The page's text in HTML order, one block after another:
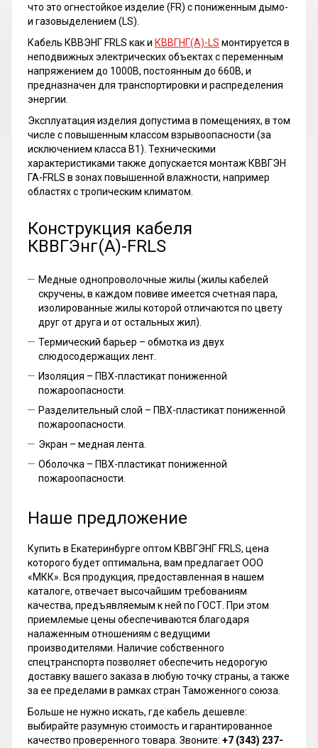
что это огнестойкое изделие (FR) с пониженным дымо-
и газовыделением (LS).
Кабель КВВЭНГ FRLS как и КВВГНГ(А)-LS монтируется в
неподвижных электрических объектах с переменным
напряжением до 1000В, постоянным до 660В, и
предназначен для транспортировки и распределения
энергии.
Эксплуатация изделия допустима в помещениях, в том
числе с повышенным классом взрывоопасности (за
исключением класса В1). Техническими
характеристиками также допускается монтаж КВВГЭН
ГА-FRLS в зонах повышенной влажности, например
областях с тропическим климатом.
Конструкция кабеля
КВВГЭнг(А)-FRLS
Медные однопроволочные жилы (жилы кабелей
скручены, в каждом повиве имеется счетная пара,
изолированные жилы которой отличаются по цвету
друг от друга и от остальных жил).
Термический барьер – обмотка из двух
слюдосодержащих лент.
Изоляция – ПВХ-пластикат пониженной
пожароопасности.
Разделительный слой – ПВХ-пластикат пониженной
пожароопасности.
Экран – медная лента.
Оболочка – ПВХ-пластикат пониженной
пожароопасности.
Наше предложение
Купить в Екатеринбурге оптом КВВГЭНГ FRLS, цена
которого будет оптимальна, вам предлагает ООО
«МКК». Вся продукция, предоставленная в нашем
каталоге, отвечает высочайшим требованиям
качества, предъявляемым к ней по ГОСТ. При этом
приемлемые цены обеспечиваются благодаря
налаженным отношениям с ведущими
производителями. Наличие собственного
спецтранспорта позволяет обеспечить недорогую
доставку вашего заказа в любую точку страны, а также
за ее пределами в рамках стран Таможенного союза.
Больше не нужно искать, где кабель дешевле:
выбирайте разумную стоимость и гарантированное
качество проверенного товара. Звоните: +7 (343) 237-